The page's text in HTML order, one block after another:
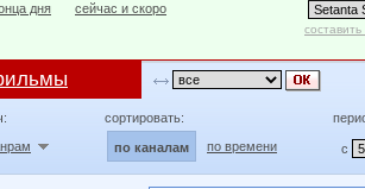
дня сейчас и скоро
сортировать:
по каналам по времени с